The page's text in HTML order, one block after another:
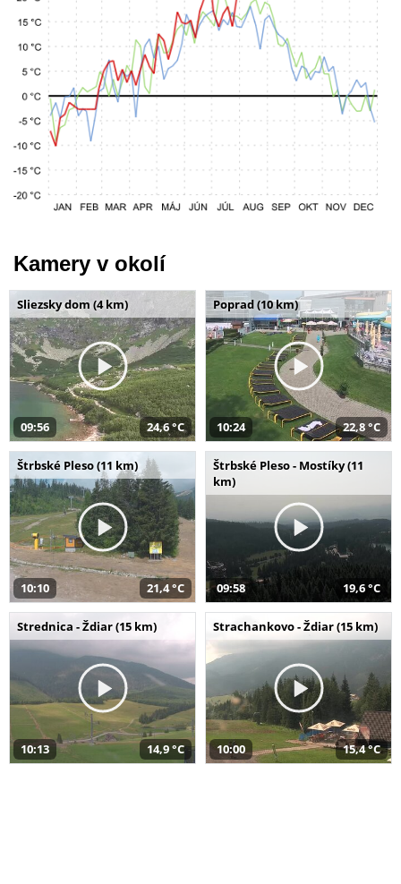
Kamery v okolí
Sliezsky dom (4 km)
09:56 24,6 °C
Poprad (10 km)
10:24 22,8 °C
Štrbské Pleso (11 km)
10:10 21,4 °C
Štrbské Pleso - Mostíky (11
km)
09:58 19,6 °C
Strednica - Ždiar (15 km)
10:13 14,9 °C
Strachankovo - Ždiar (15 km)
10:00 15,4 °C